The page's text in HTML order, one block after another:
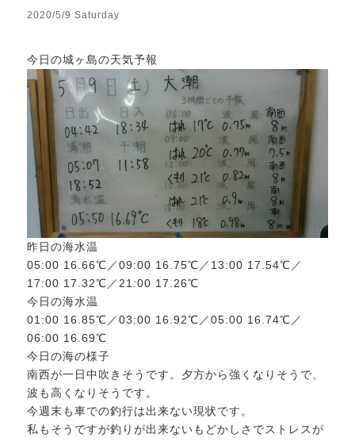
2020/5/9 Saturday
今日の城ヶ島の天気予報
昨日の海水温
05:00 16.66℃／09:00 16.75℃／13:00 17.54℃／
17:00 17.32℃／21:00 17.26℃
今日の海水温
01:00 16.85℃／03:00 16.92℃／05:00 16.74℃／
06:00 16.69℃
今日の海の様子
南西が一日中吹きそうです。夕方から強くなりそうで、
波も高くなりそうです。
今週末も車での釣行は出来ない現状です。
私もそうですが釣りが出来ないもどかしさでストレスが